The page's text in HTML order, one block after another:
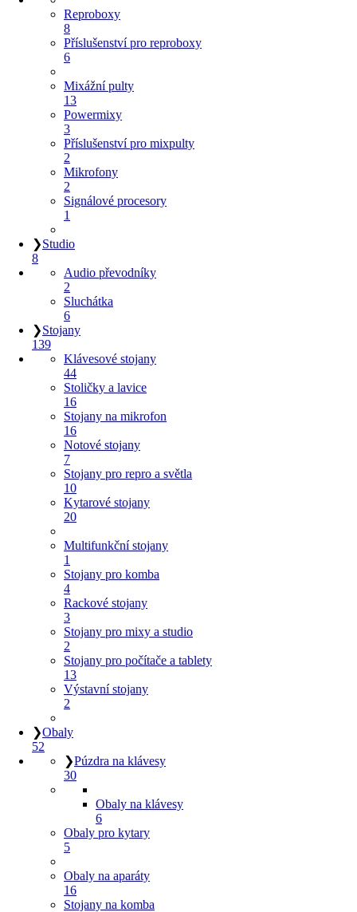
Reproboxy
8
Příslušenství pro reproboxy
6
Mixážní pulty
13
Powermixy
3
Příslušenství pro mixpulty
2
Mikrofony
2
Signálové procesory
1
❯Studio
8
Audio převodníky
2
Sluchátka
6
❯Stojany
139
Klávesové stojany
44
Stoličky a lavice
16
Stojany na mikrofon
16
Notové stojany
7
Stojany pro repro a světla
10
Kytarové stojany
20
Multifunkční stojany
1
Stojany pro komba
4
Rackové stojany
3
Stojany pro mixy a studio
2
Stojany pro počítače a tablety
13
Výstavní stojany
2
❯Obaly
52
❯Púzdra na klávesy
30
Obaly na klávesy
6
Obaly pro kytary
5
Obaly na aparáty
16
Stojany na komba